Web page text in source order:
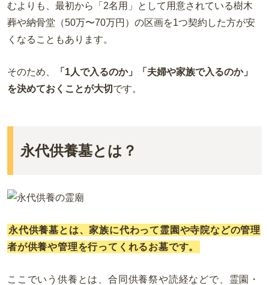
むよりも、最初から「2名用」として用意されている樹木
葬や納骨堂（50万〜70万円）の区画を1つ契約した方が安
くなることもあります。
そのため、
「1人で入るのか」「夫婦や家族で入るのか」
を決めておくことが大切 です。
永代供養墓とは？
永代供養墓とは、家族に代わって霊園や寺院などの管理
者が供養や管理を行ってくれるお墓です。
ここでいう供養とは、合同供養祭や読経などで、霊園・